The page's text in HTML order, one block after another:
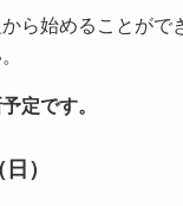
ら始めることがで
定です。
）